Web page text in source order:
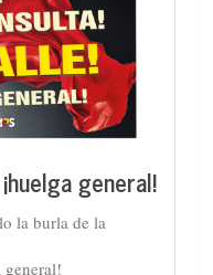
general!
la burla de la
general!